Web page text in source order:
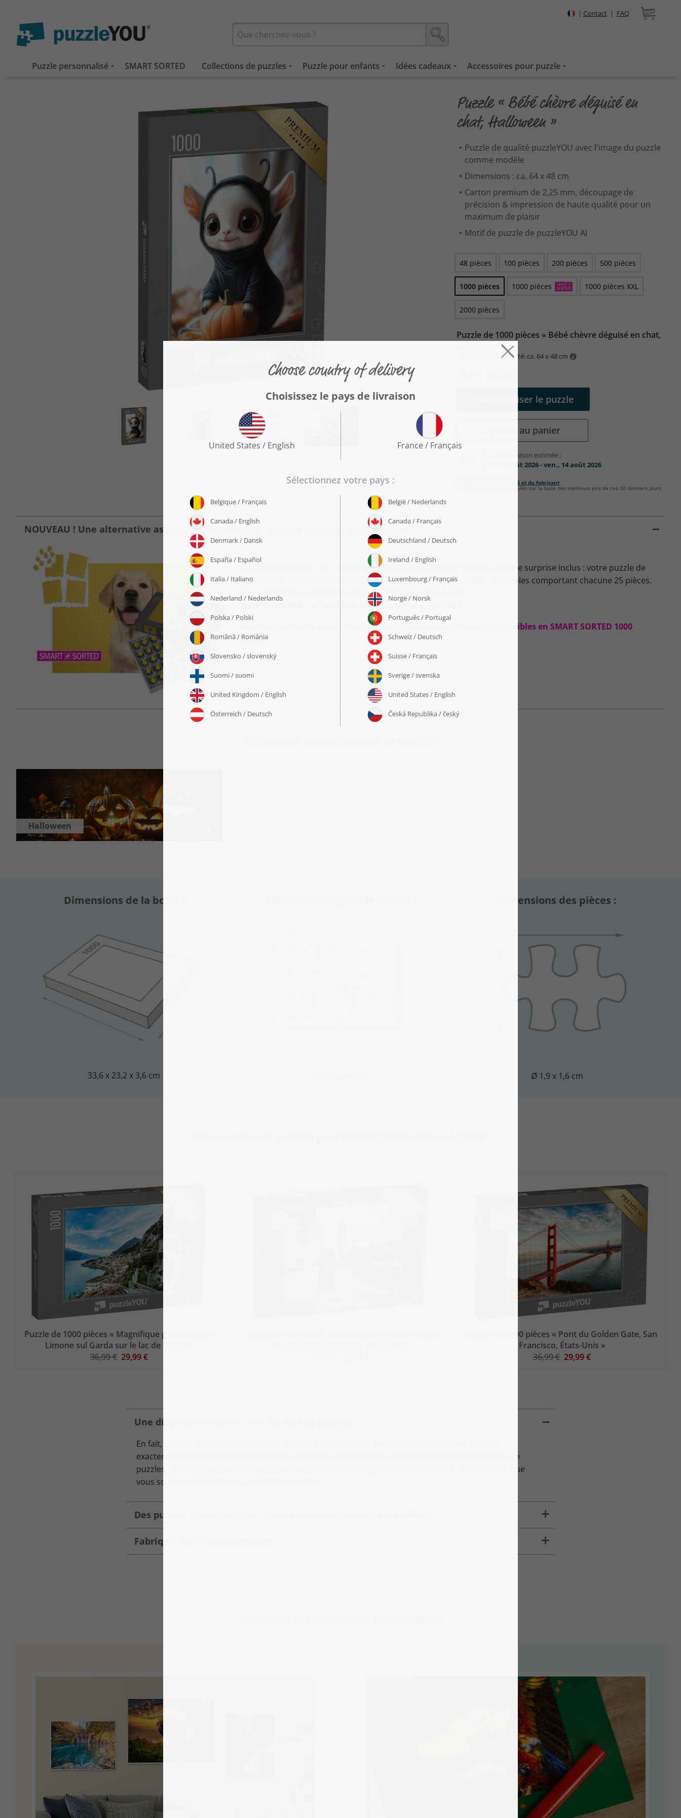
| Contact | FAQ
Puzzle personnalisé SMART SORTED Collections de puzzles Puzzle pour enfants Idées cadeaux Accessoires pour puzzle
Puzzle « Bébé chèvre déguisé en
chat, Halloween »
Puzzle de qualité puzzleYOU avec l'image du puzzle
comme modèle
Dimensions : ca. 64 x 48 cm
Carton premium de 2,25 mm, découpage de
précision & impression de haute qualité pour un
maximum de plaisir
Motif de puzzle de puzzleYOU AI
Date de livraison estimée :
jeu., 13 août 2026 - ven., 14 août 2026
48 pièces 100 pièces 200 pièces 500 pièces
1000 pièces 1000 pièces 1000 pièces XXL
2000 pièces
Puzzle de 1000 pièces « Bébé chèvre déguisé en chat,
Halloween »
Taille du puzzle monté: ca. 64 x 48 cm
Personnaliser le puzzle
Ajouter au panier
Informations de sécurité et du fabricant
Les prix réduits sont calculés sur la base des meilleurs prix de ces 30 derniers jours.
NOUVEAU ! Une alternative astucieuse. Pour réussir tous les puzzles – c’est garanti !
SMART SORTED est une invention exclusive de puzzleYOU avec un effet de surprise inclus : votre puzzle de
1000 pièces, dont les pièces sont réparties dans 40 boîtes SMART amovibles comportant chacune 25 pièces.
Vous décidez de la facilité ou de la difficulté de votre puzzle.
SMART SORTED... et tout le monde participe au puzzle !
Tous les puzzles de nos collections sont désormais également disponibles en SMART SORTED 1000
pièces !
Halloween
Dimensions de la boîte :
33,6 x 23,2 x 3,6 cm
Dimensions des pièces :
Ø 1,9 x 1,6 cm
Puzzle de 1000 pièces « Magnifique panorama de
Limone sul Garda sur le lac de Garde »
36,99 € 29,99 €
Puzzle de 1000 pièces « Pont du Golden Gate, San
Francisco, États-Unis »
36,99 € 29,99 €
Une diversité moderne pour les fans de puzzles
En fait, ce sont les images des puzzles qui font battre le cœur des amateurs de puzzles. Et c’est
exactement pour cette raison que nous accordons un grand soin à la sélection de nos collections de
puzzles. Echappez au quotidien grâce à des images de photographes fascinantes et expressives – que
vous soyez un débutant ou un expert en puzzle.
Des puzzles prémium grâce à nos propres ateliers de production
Fabriqué pour vous et durable